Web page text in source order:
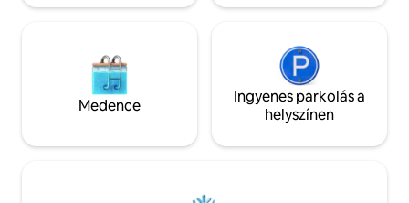
Medence
Ingyenes parkolás a
helyszínen